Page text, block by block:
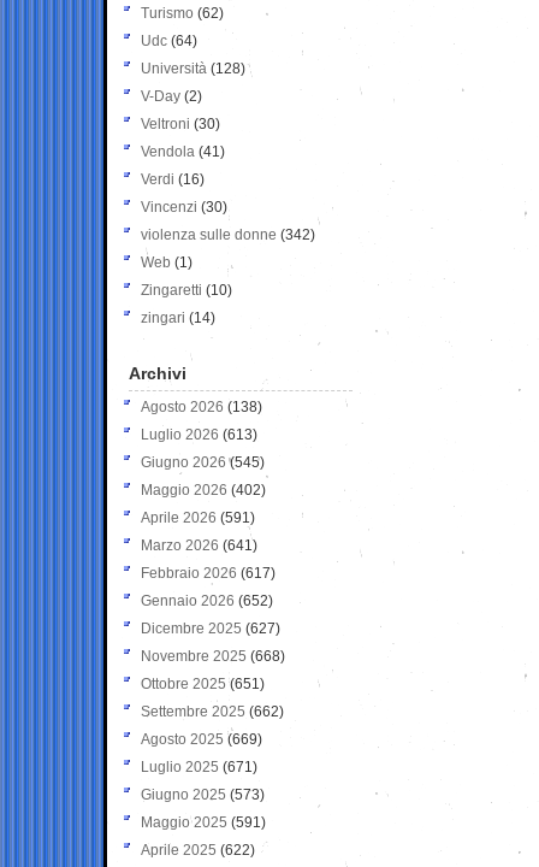
Turismo (62)
Udc (64)
Università (128)
V-Day (2)
Veltroni (30)
Vendola (41)
Verdi (16)
Vincenzi (30)
violenza sulle donne (342)
Web (1)
Zingaretti (10)
zingari (14)
Archivi
Agosto 2026 (138)
Luglio 2026 (613)
Giugno 2026 (545)
Maggio 2026 (402)
Aprile 2026 (591)
Marzo 2026 (641)
Febbraio 2026 (617)
Gennaio 2026 (652)
Dicembre 2025 (627)
Novembre 2025 (668)
Ottobre 2025 (651)
Settembre 2025 (662)
Agosto 2025 (669)
Luglio 2025 (671)
Giugno 2025 (573)
Maggio 2025 (591)
Aprile 2025 (622)